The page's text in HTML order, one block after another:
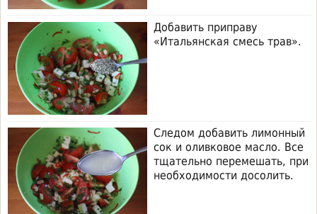
Добавить приправу
«Итальянская смесь трав».
Следом добавить лимонный
сок и оливковое масло. Все
тщательно перемешать, при
необходимости досолить.